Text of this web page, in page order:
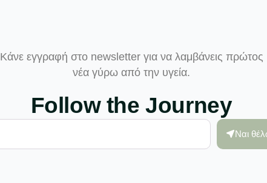
Κάνε εγγραφή στο newsletter για να λαμβάνεις πρώτος
νέα γύρω από την υγεία.
Follow the Journey
Ναι